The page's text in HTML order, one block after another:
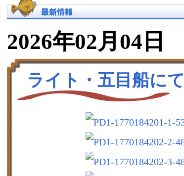
2026年02月04日
ライト・五目船にて